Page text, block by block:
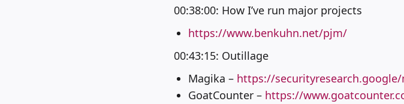
00:38:00: How I’ve run major projects
https://www.benkuhn.net/pjm/
00:43:15: Outillage
Magika – https://
GoatCounter – https://